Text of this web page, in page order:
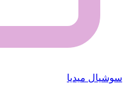
سوشيال ميديا